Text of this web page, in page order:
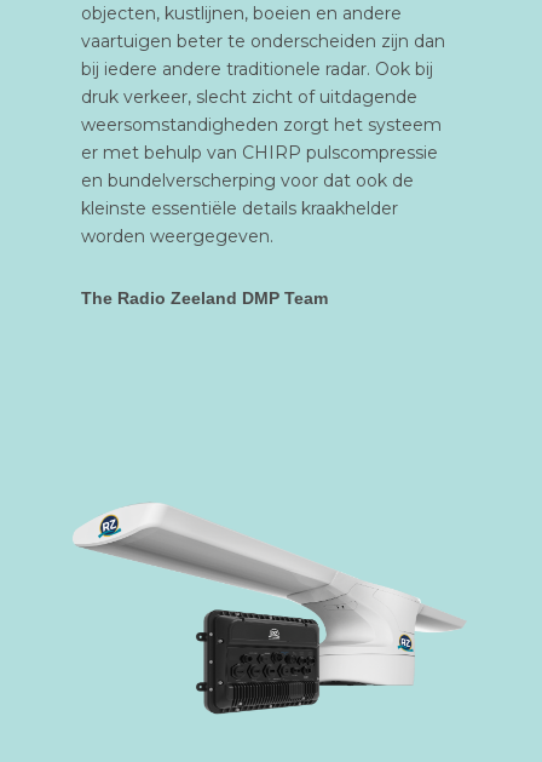
objecten, kustlijnen, boeien en andere
vaartuigen beter te onderscheiden zijn dan
bij iedere andere traditionele radar. Ook bij
druk verkeer, slecht zicht of uitdagende
weersomstandigheden zorgt het systeem
er met behulp van CHIRP pulscompressie
en bundelverscherping voor dat ook de
kleinste essentiële details kraakhelder
worden weergegeven.
The Radio Zeeland DMP Team